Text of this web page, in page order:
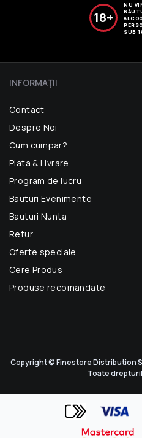
18+
NU
SUB
INFORMAŢII
Contact
Despre Noi
Cum cumpar?
Plata & Livrare
Program de lucru
Bauturi Evenimente
Bauturi Nunta
Retur
Oferte speciale
Cere Produs
Produse recomandate
Copyright © Finestore Distribution
Toate